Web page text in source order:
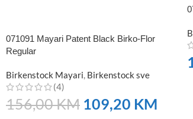
071091 Mayari Patent Black Birko-Flor
Regular
Birkenstock Mayari, Birkenstock sve
(4)
156,00KM 109,20 KM